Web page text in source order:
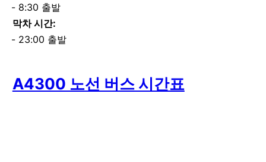
8:30 출발
막차 시간:
23:00 출발
A4300 노선 버스 시간표